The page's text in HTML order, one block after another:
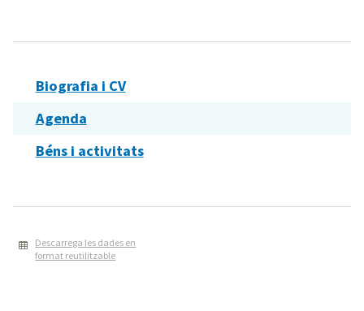
Biografia i CV
Agenda
Béns i activitats
Descarrega les dades en
format reutilitzable